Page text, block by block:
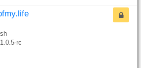
1.0.5-rc